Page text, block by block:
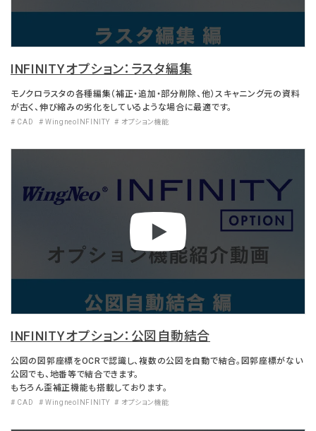
INFINITYオプション：ラスタ編集
モノクロラスタの各種編集（補正・追加・部分削除、他）スキャニング元の資料
が古く、伸び縮みの劣化をしているような場合に最適です。
# CAD # WingneoINFINITY # オプション機能
INFINITYオプション：公図自動結合
公図の図郭座標をOCRで認識し、複数の公図を自動で結合。図郭座標がない
公図でも、地番等で結合できます。​
もちろん歪補正機能も搭載しております。
# CAD # WingneoINFINITY # オプション機能